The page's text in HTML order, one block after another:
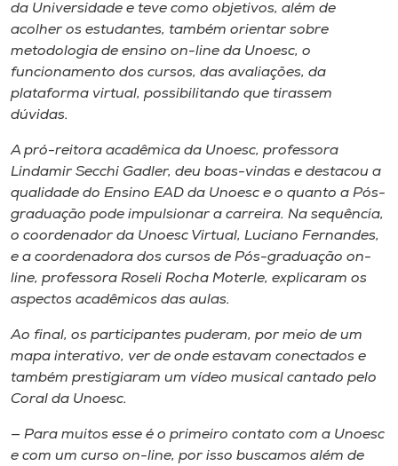
Selecione
A+
da Universidade e teve como objetivos, além de
acolher os estudantes, também orientar sobre
metodologia de ensino on-line da Unoesc, o
funcionamento dos cursos, das avaliações, da
plataforma virtual, possibilitando que tirassem
dúvidas.
A pró-reitora acadêmica da Unoesc, professora
Lindamir Secchi Gadler, deu boas-vindas e destacou a
qualidade do Ensino EAD da Unoesc e o quanto a Pós-
graduação pode impulsionar a carreira. Na sequência,
o coordenador da Unoesc Virtual, Luciano Fernandes,
e a coordenadora dos cursos de Pós-graduação on-
line, professora Roseli Rocha Moterle, explicaram os
aspectos acadêmicos das aulas.
Ao final, os participantes puderam, por meio de um
mapa interativo, ver de onde estavam conectados e
também prestigiaram um vídeo musical cantado pelo
Coral da Unoesc.
— Para muitos esse é o primeiro contato com a Unoesc
e com um curso on-line, por isso buscamos além de